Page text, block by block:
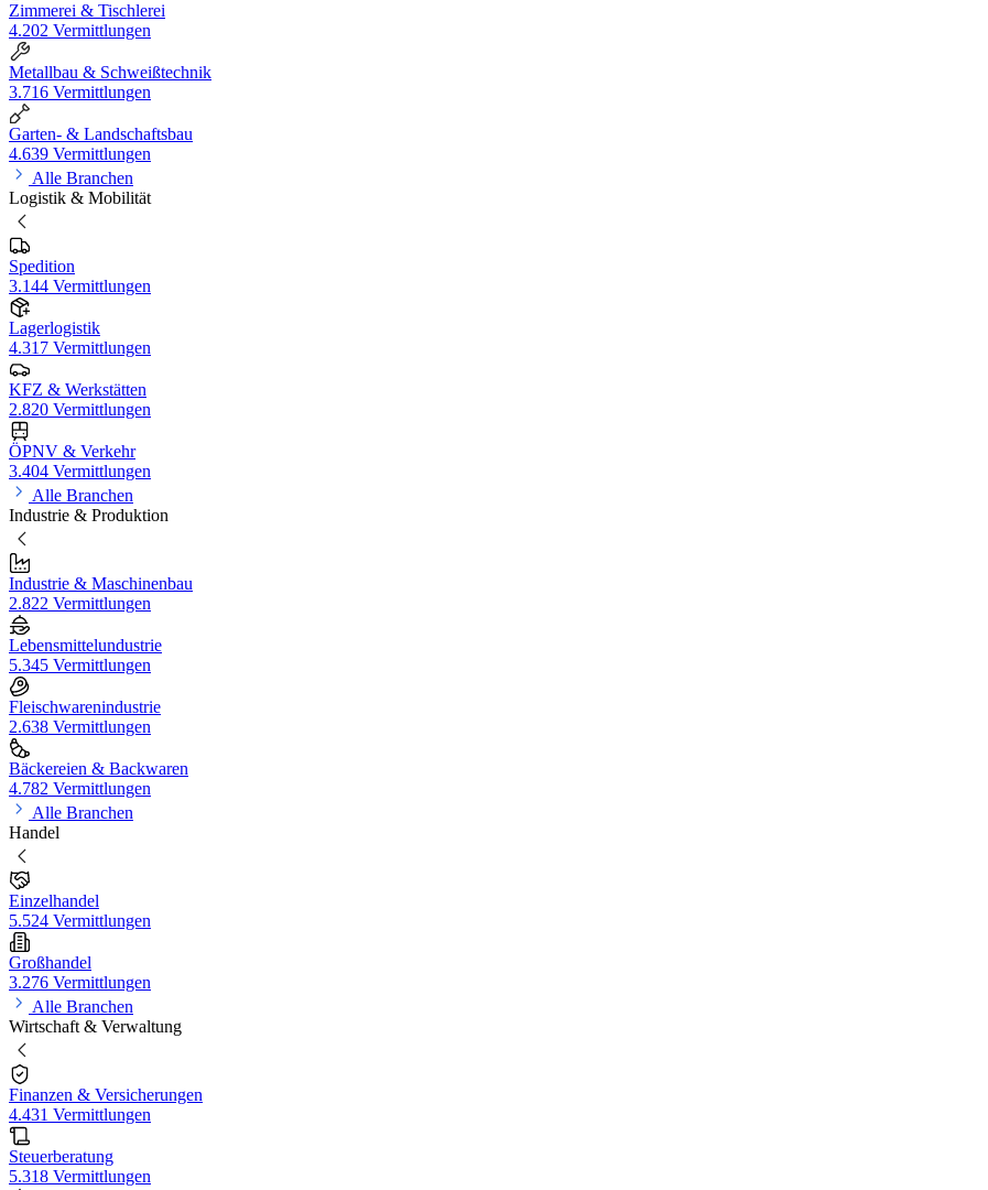
Zimmerei & Tischlerei
4.202 Vermittlungen
Metallbau & Schweißtechnik
3.716 Vermittlungen
Garten- & Landschaftsbau
4.639 Vermittlungen
Alle Branchen
Logistik & Mobilität
Spedition
3.144 Vermittlungen
Lagerlogistik
4.317 Vermittlungen
KFZ & Werkstätten
2.820 Vermittlungen
ÖPNV & Verkehr
3.404 Vermittlungen
Alle Branchen
Industrie & Produktion
Industrie & Maschinenbau
2.822 Vermittlungen
Lebensmittelundustrie
5.345 Vermittlungen
Fleischwarenindustrie
2.638 Vermittlungen
Bäckereien & Backwaren
4.782 Vermittlungen
Alle Branchen
Handel
Einzelhandel
5.524 Vermittlungen
Großhandel
3.276 Vermittlungen
Alle Branchen
Wirtschaft & Verwaltung
Finanzen & Versicherungen
4.431 Vermittlungen
Steuerberatung
5.318 Vermittlungen